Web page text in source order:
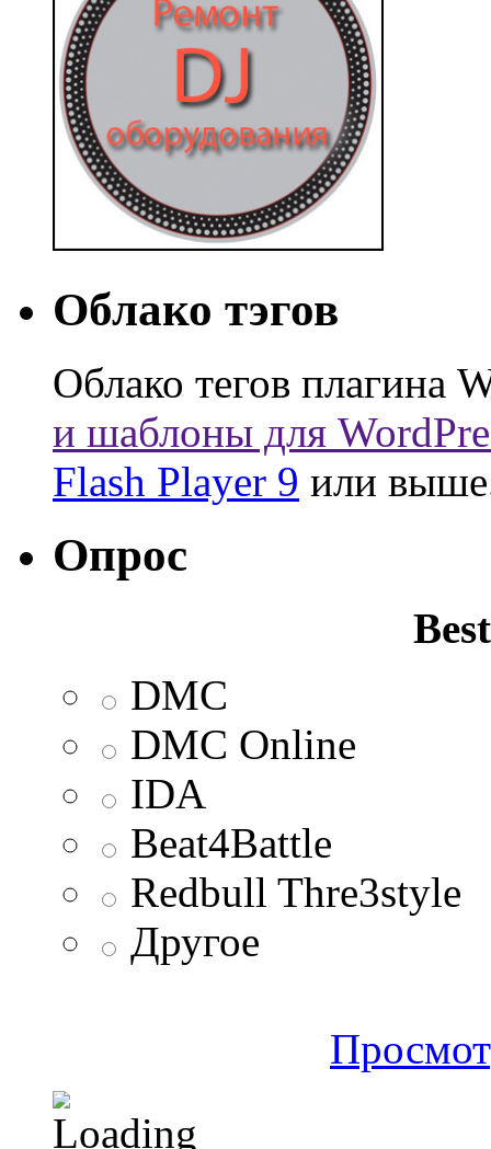
Облако тэгов
Облако тегов плагина
и шаблоны для
Flash Player 9 или
Опрос
DMC
DMC Online
IDA
Beat4Battle
Redbull Thre3style
Другое